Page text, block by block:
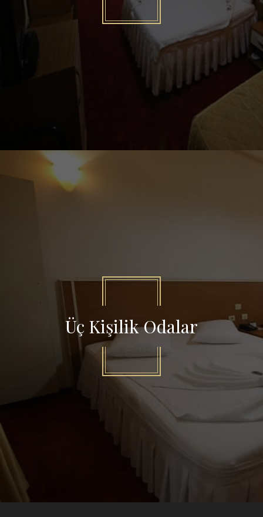
Üç Kişilik Odalar